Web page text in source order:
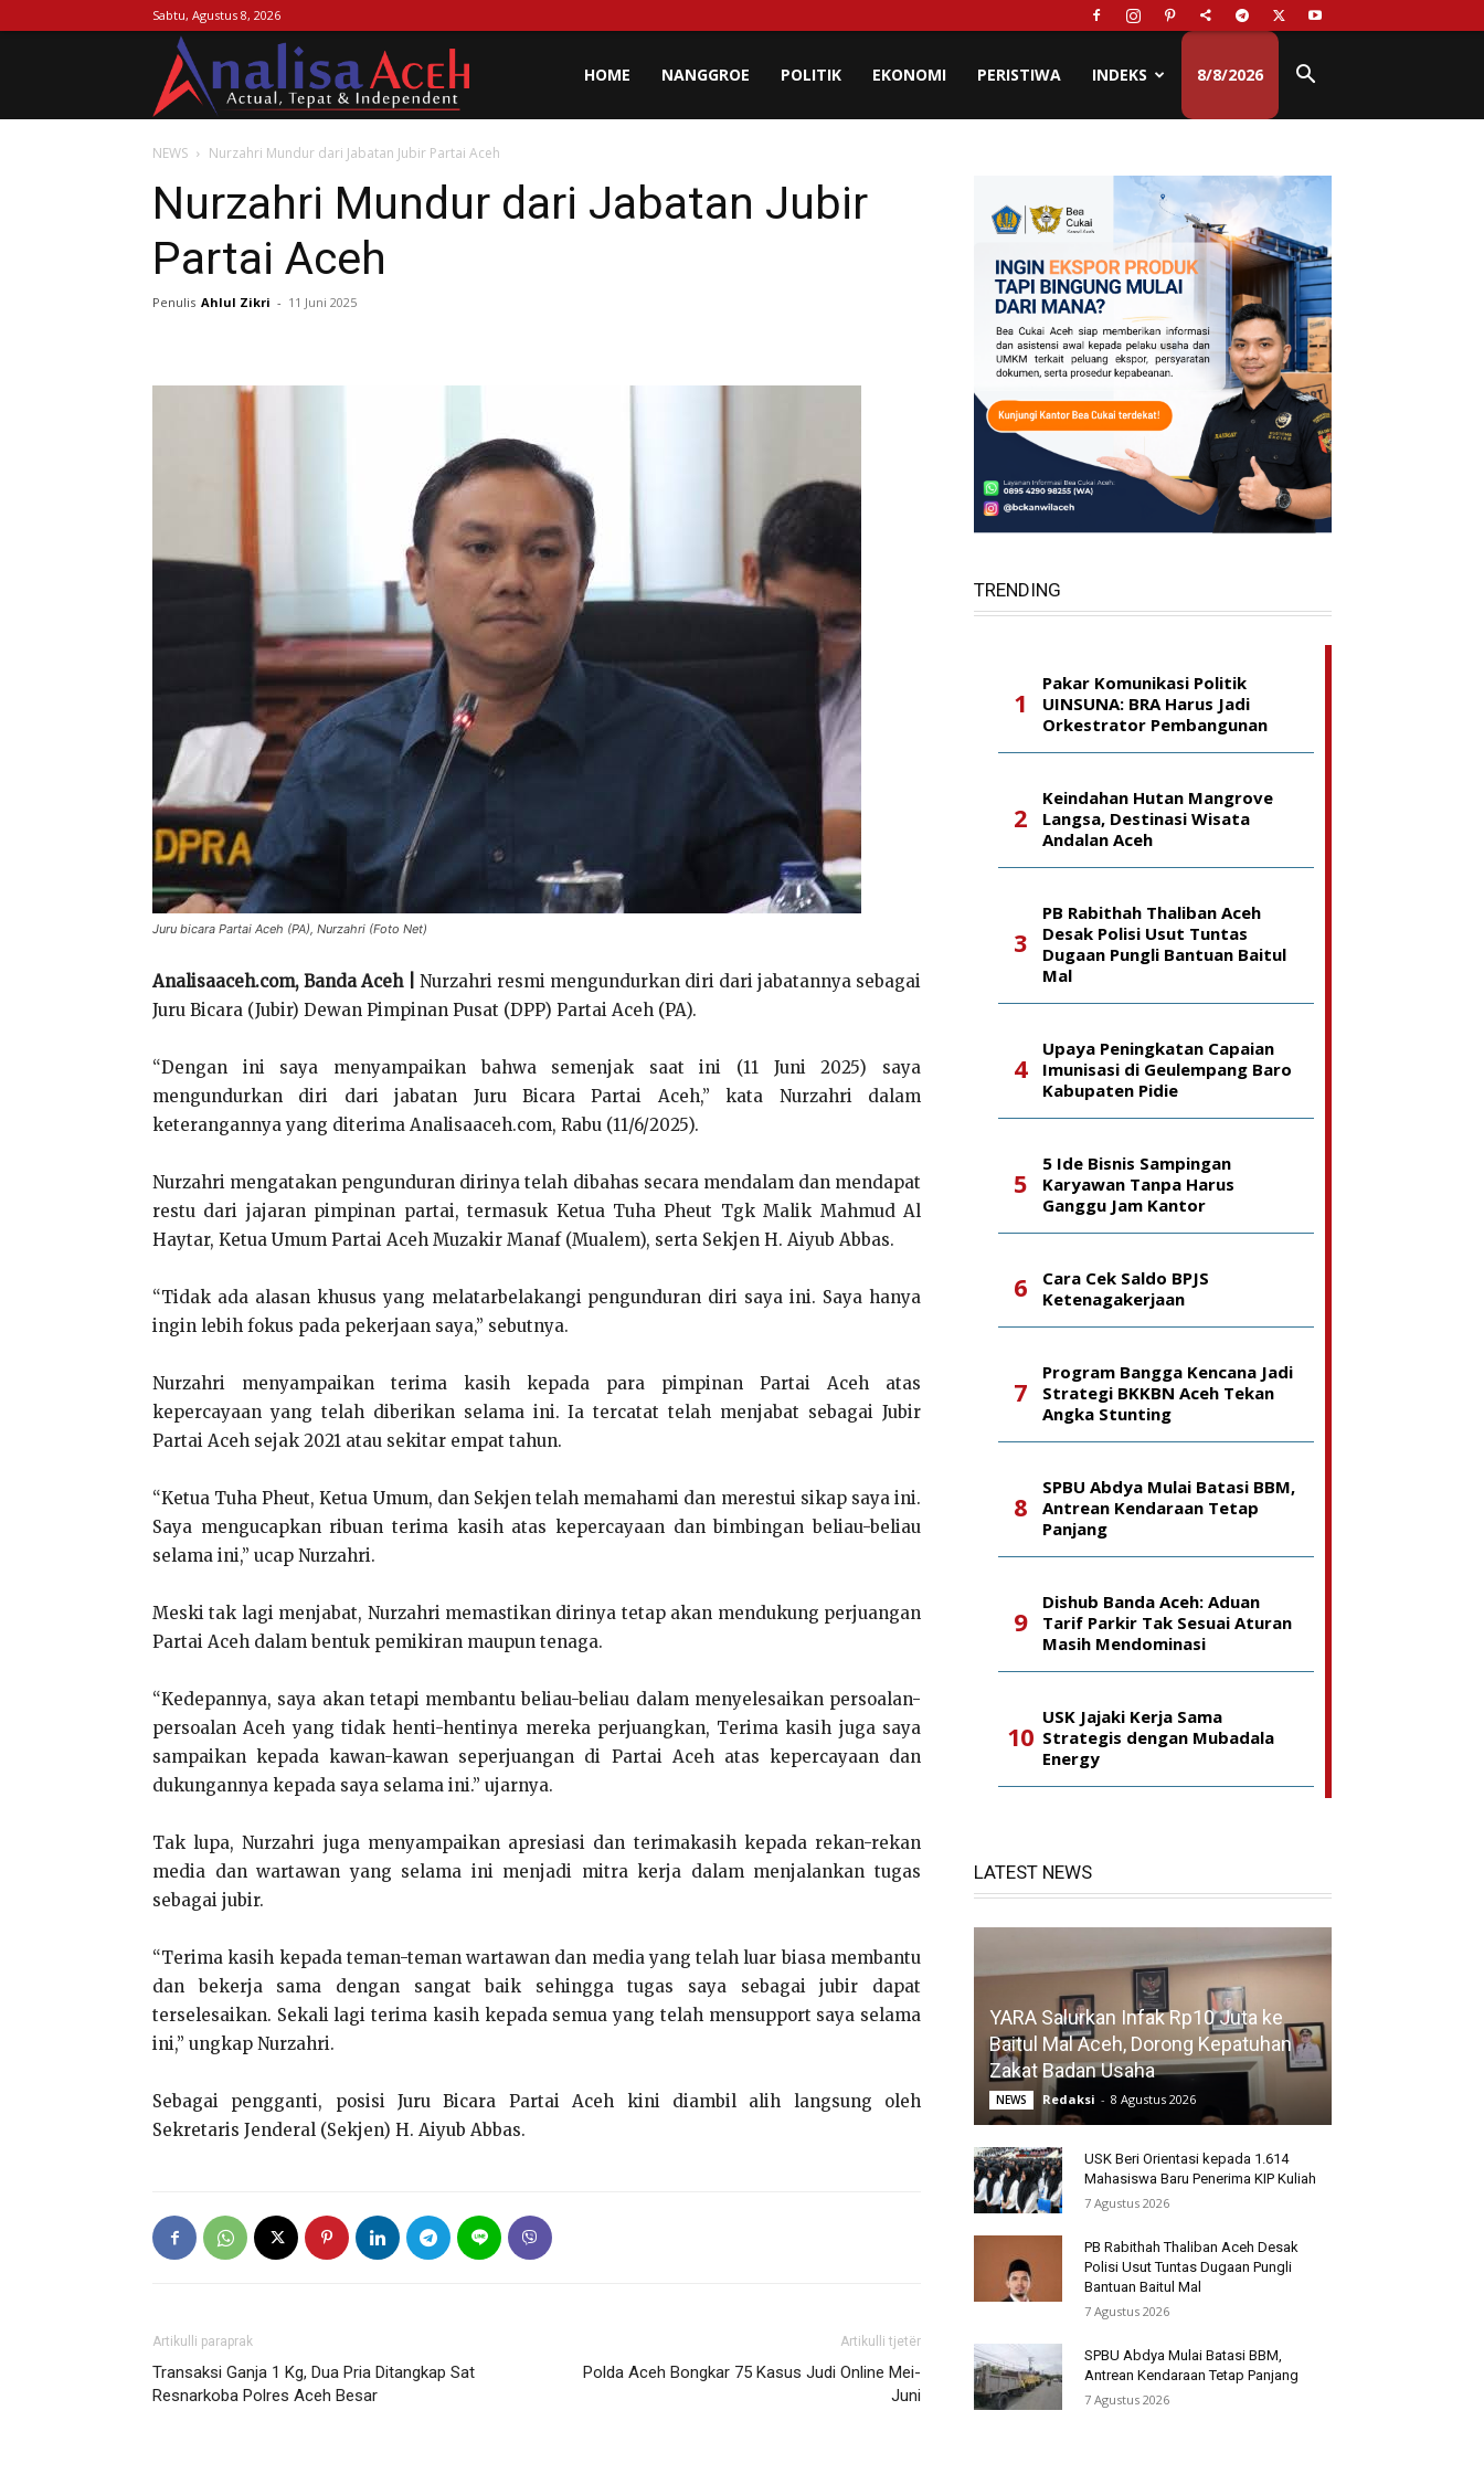
Sabtu, Agustus 8, 2026
Aceh
HOME NANGGROE POLITIK EKONOMI PERISTIWA INDEKS 8/8/2026
NEWS Nurzahri Mundur dari Jabatan Jubir Partai Aceh
Nurzahri Mundur dari Jabatan Jubir
Partai Aceh
Penulis Ahlul Zikri - 11 Juni 2025
Juru bicara Partai Aceh (PA), Nurzahri (Foto Net)
Analisaaceh.com, Banda Aceh |
Nurzahri resmi mengundurkan diri dari jabatannya sebagai
Juru Bicara (Jubir) Dewan Pimpinan Pusat (DPP) Partai Aceh (PA).
“Dengan ini saya menyampaikan bahwa semenjak saat ini (11 Juni 2025) saya
mengundurkan diri dari jabatan Juru Bicara Partai Aceh,” kata Nurzahri dalam
keterangannya yang diterima Analisaaceh.com, Rabu (11/6/2025).
Nurzahri mengatakan pengunduran dirinya telah dibahas secara mendalam dan mendapat
restu dari jajaran pimpinan partai, termasuk Ketua Tuha Pheut Tgk Malik Mahmud Al
Haytar, Ketua Umum Partai Aceh Muzakir Manaf (Mualem), serta Sekjen H. Aiyub Abbas.
“Tidak ada alasan khusus yang melatarbelakangi pengunduran diri saya ini. Saya hanya
ingin lebih fokus pada pekerjaan saya,” sebutnya.
Nurzahri menyampaikan terima kasih kepada para pimpinan Partai Aceh atas
kepercayaan yang telah diberikan selama ini. Ia tercatat telah menjabat sebagai Jubir
Partai Aceh sejak 2021 atau sekitar empat tahun.
“Ketua Tuha Pheut, Ketua Umum, dan Sekjen telah memahami dan merestui sikap saya ini.
Saya mengucapkan ribuan terima kasih atas kepercayaan dan bimbingan beliau-beliau
selama ini,” ucap Nurzahri.
Meski tak lagi menjabat, Nurzahri memastikan dirinya tetap akan mendukung perjuangan
Partai Aceh dalam bentuk pemikiran maupun tenaga.
“Kedepannya, saya akan tetapi membantu beliau-beliau dalam menyelesaikan persoalan-
persoalan Aceh yang tidak henti-hentinya mereka perjuangkan, Terima kasih juga saya
sampaikan kepada kawan-kawan seperjuangan di Partai Aceh atas kepercayaan dan
dukungannya kepada saya selama ini.” ujarnya.
Tak lupa, Nurzahri juga menyampaikan apresiasi dan terimakasih kepada rekan-rekan
media dan wartawan yang selama ini menjadi mitra kerja dalam menjalankan tugas
sebagai jubir.
“Terima kasih kepada teman-teman wartawan dan media yang telah luar biasa membantu
dan bekerja sama dengan sangat baik sehingga tugas saya sebagai jubir dapat
terselesaikan. Sekali lagi terima kasih kepada semua yang telah mensupport saya selama
ini,” ungkap Nurzahri.
Sebagai pengganti, posisi Juru Bicara Partai Aceh kini diambil alih langsung oleh
Sekretaris Jenderal (Sekjen) H. Aiyub Abbas.
Artikulli paraprak
Transaksi Ganja 1 Kg, Dua Pria Ditangkap Sat
Resnarkoba Polres Aceh Besar
Artikulli tjetër
Polda Aceh Bongkar 75 Kasus Judi Online Mei-
Juni
TRENDING
Pakar Komunikasi Politik
UINSUNA: BRA Harus Jadi
Orkestrator Pembangunan
Keindahan Hutan Mangrove
Langsa, Destinasi Wisata
Andalan Aceh
PB Rabithah Thaliban Aceh
Desak Polisi Usut Tuntas
Dugaan Pungli Bantuan Baitul
Mal
Upaya Peningkatan Capaian
Imunisasi di Geulempang Baro
Kabupaten Pidie
5 Ide Bisnis Sampingan
Karyawan Tanpa Harus
Ganggu Jam Kantor
Cara Cek Saldo BPJS
Ketenagakerjaan
Program Bangga Kencana Jadi
Strategi BKKBN Aceh Tekan
Angka Stunting
SPBU Abdya Mulai Batasi BBM,
Antrean Kendaraan Tetap
Panjang
Dishub Banda Aceh: Aduan
Tarif Parkir Tak Sesuai Aturan
Masih Mendominasi
USK Jajaki Kerja Sama
Strategis dengan Mubadala
Energy
LATEST NEWS
YARA Salurkan Infak Rp10 Juta ke
Baitul Mal Aceh, Dorong Kepatuhan
Zakat Badan Usaha
NEWS Redaksi - 8 Agustus 2026
USK Beri Orientasi kepada 1.614
Mahasiswa Baru Penerima KIP Kuliah
7 Agustus 2026
PB Rabithah Thaliban Aceh Desak
Polisi Usut Tuntas Dugaan Pungli
Bantuan Baitul Mal
7 Agustus 2026
SPBU Abdya Mulai Batasi BBM,
Antrean Kendaraan Tetap Panjang
7 Agustus 2026